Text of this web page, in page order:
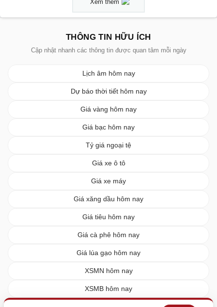
Xem thêm
THÔNG TIN HỮU ÍCH
Cập nhật nhanh các thông tin được quan tâm mỗi ngày
Lịch âm hôm nay
Dự báo thời tiết hôm nay
Giá vàng hôm nay
Giá bạc hôm nay
Tỷ giá ngoại tệ
Giá xe ô tô
Giá xe máy
Giá xăng dầu hôm nay
Giá tiêu hôm nay
Giá cà phê hôm nay
Giá lúa gạo hôm nay
XSMN hôm nay
XSMB hôm nay